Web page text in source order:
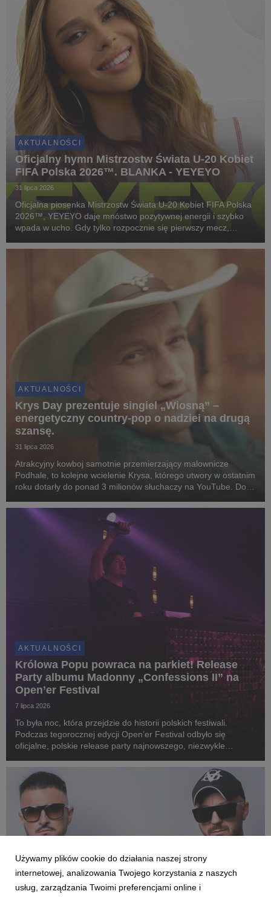
AKTUALNOŚCI
Oficjalny hymn Mistrzostw Świata U-20 Kobiet
FIFA Polska 2026™. BLANKA - YEYEYO
31 lipca 2026
Oficjalna piosenka Mistrzostw Świata U-20 Kobiet FIFA Polska
2026™, YEYEYO daje mnóstwo pozytywnej energii i szybko
wpada w ucho. Gdy tylko rozpocznie się pierwszy mecz,
tego utworu!
AKTUALNOŚCI
Krys Day prezentuje singiel „Wiosną” –
energetyczny country-pop o nadziei na drugą
szansę.
31 lipca 2026
Atrakcyjny kowboj samotnie przemierzający malownicze
Podhale, to kolejne wcielenie Krysa, którego utwory w ostatnim
roku dotarły do ponad 3 milionów słuchaczy na YouTube. Do
reżyserów.
AKTUALNOŚCI
Królowa Popu powraca na parkiet! Release
Party albumu Madonny „Confessions II” na
Open’er Festival
7 lipca 2026
To była noc, która przejdzie do historii polskich festiwali.
Podczas tegorocznej edycji Open’er Festival odbyło się
oficjalne, polskie release party najnowszego, niezwykle
„CLUB CONFESSIONS”. Gościem specjalnym wyda...
Używamy plików cookie do działania naszej strony
internetowej, analizowania Twojego korzystania z naszych
usług, zarządzania Twoimi preferencjami online i